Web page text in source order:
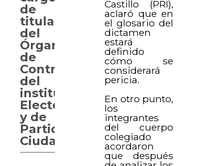
Castillo (PRI),
aclaró que en
el glosario del
dictamen
estará
definido
cómo se
considerará
pericia.
En otro punto,
los
integrantes
del cuerpo
colegiado
acordaron
que después
de
titular
del
Órgano Interno
de
Control
del
instituto
Electoral
y de
Participación
Ciudadana